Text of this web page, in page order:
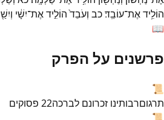
הוֹלִ֥ידאֶת־עוֹבֵֽד׃כב וְעֹבֵד֙ הוֹלִ֣ידאֶת־יִשָׁ֔י
📖
פרשנים על הפרק
📜
תרגוםרבותינו זכרונם לברכה22 פסוקים